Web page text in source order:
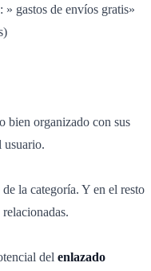
» gastos de envíos gratis»
bien organizado con sus
usuario.
la categoría. Y en el resto
del enlazado